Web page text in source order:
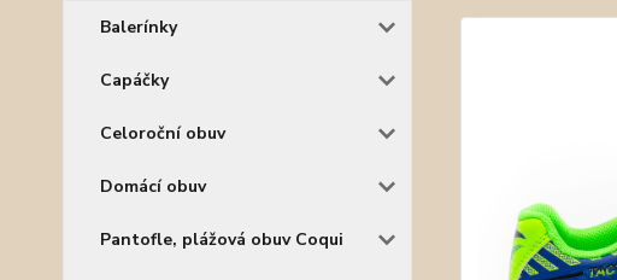
Balerínky
Capáčky
Celoroční obuv
Domácí obuv
Pantofle, plážová obuv Coqui